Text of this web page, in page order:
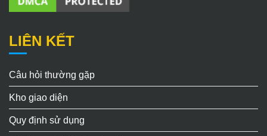
LIÊN KẾT
Câu hỏi thường gặp
Kho giao diện
Quy định sử dụng